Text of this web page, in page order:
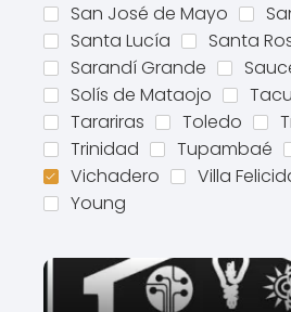
San José de Mayo
Santa Lucía
Santa
Sarandí Grande
Solís de Mataojo
Tarariras
Toledo
Trinidad
Tupambaé
Vichadero
Villa
Young